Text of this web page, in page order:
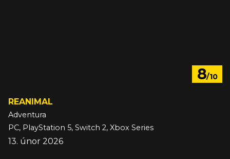
8/10
REANIMAL
Adventura
PC, PlayStation 5, Switch 2, Xbox Series
13. únor 2026